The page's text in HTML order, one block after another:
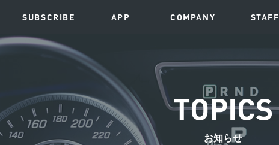
SUBSCRIBE APP COMPANY STAFF
TOPICS
お知らせ